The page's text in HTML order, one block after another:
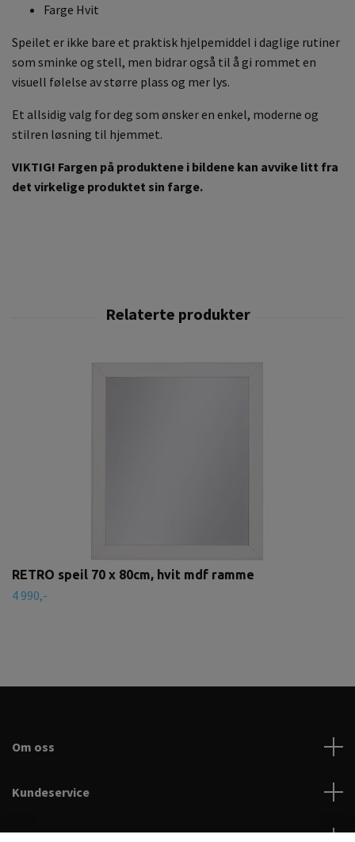
Farge Hvit
Speilet er ikke bare et praktisk hjelpemiddel i daglige rutiner
som sminke og stell, men bidrar også til å gi rommet en
visuell følelse av større plass og mer lys.
Et allsidig valg for deg som ønsker en enkel, moderne og
stilren løsning til hjemmet.
VIKTIG! Fargen på produktene i bildene kan avvike litt fra
det virkelige produktet sin farge.
RETRO speil 70 x 80cm, hvit mdf ramme
4 990,-
Om oss
Kundeservice
Les mer